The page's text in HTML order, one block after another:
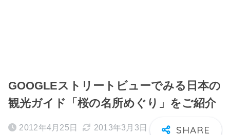
GOOGLEストリートビューでみる日本の
観光ガイド「桜の名所めぐり」をご紹介
2012年4月25日 2013年3月3日